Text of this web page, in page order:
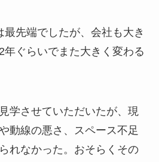
先端でしたが、会社も大き
年ぐらいでまた大きく変わる
学させていただいたが、現
動線の悪さ、スペース不足
れなかった。おそらくその